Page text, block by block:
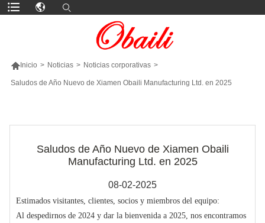
Inicio > Noticias > Noticias corporativas >
Saludos de Año Nuevo de Xiamen Obaili Manufacturing Ltd. en 2025
Saludos de Año Nuevo de Xiamen Obaili
Manufacturing Ltd. en 2025
08-02-2025
Estimados visitantes, clientes, socios y miembros del equipo:
Al despedirnos de 2024 y dar la bienvenida a 2025, nos encontramos